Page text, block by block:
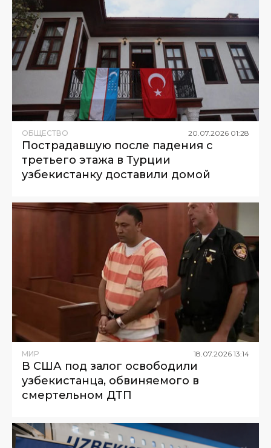
ОБЩЕСТВО 20.07.2026 01:28
Пострадавшую после падения с
третьего этажа в Турции
узбекистанку доставили домой
МИР 18 07 2026 13:14
В США под залог освободили
узбекистанца, обвиняемого в
смертельном ДТП